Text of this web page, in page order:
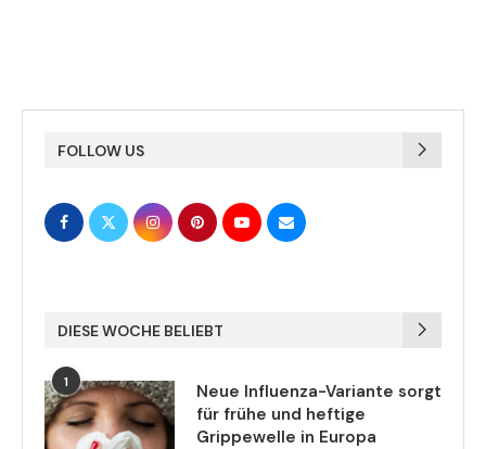
FOLLOW US
DIESE WOCHE BELIEBT
1
Neue Influenza-Variante sorgt
für frühe und heftige
Grippewelle in Europa